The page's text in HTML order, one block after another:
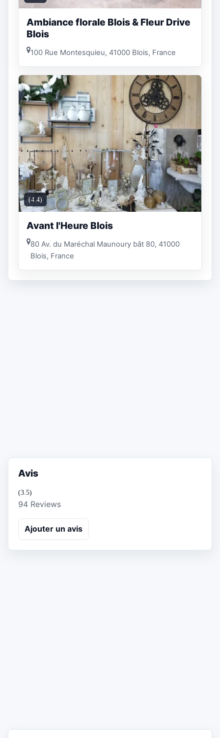
Ambiance florale Blois & Fleur Drive
Blois
100 Rue Montesquieu, 41000 Blois, France
(4.4)
Avant l'Heure Blois
80 Av. du Maréchal Maunoury bât 80, 41000
Blois, France
Avis
(3.5)
94 Reviews
Ajouter un avis